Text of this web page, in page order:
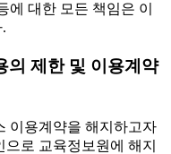
에 대한 모든 책임은 이
의 제한 및 이용계약
이용계약을 해지하고자
로 교육정보원에 해지